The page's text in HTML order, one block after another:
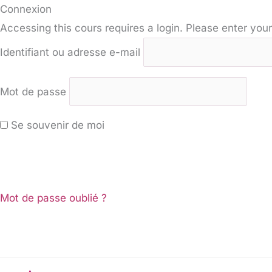
Connexion
Accessing this cours requires a login. Please enter
Identifiant ou adresse e-mail
Mot de passe
Se souvenir de moi
Mot de passe oublié ?